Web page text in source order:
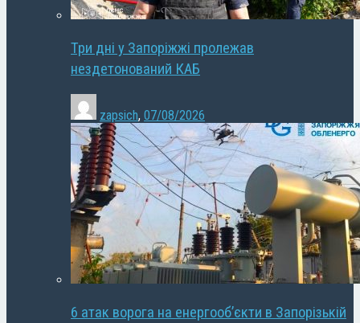
Три дні у Запоріжжі пролежав
нездетонований КАБ
zapsich, 07/08/2026
6 атак ворога на енергооб’єкти в Запорізькій